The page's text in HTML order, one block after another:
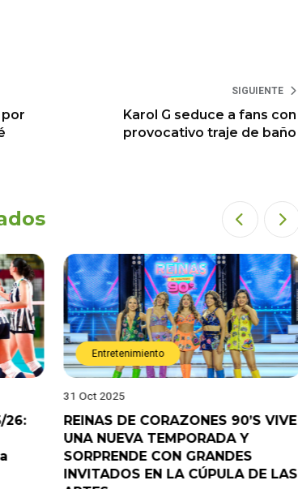
SIGUIENTE
Karol G seduce a fans con
provocativo traje de baño
26:
Entretenimiento
31 Oct 2025
REINAS DE CORAZONES 90’S VIVE
UNA NUEVA TEMPORADA Y
SORPRENDE CON GRANDES
INVITADOS EN LA CÚPULA DE LAS